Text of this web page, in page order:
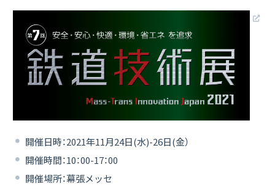
開催日時：2021年11月24日(水)-26日(金）
開催時間：10：00-17：00
開催場所：幕張メッセ